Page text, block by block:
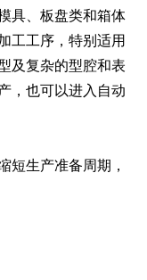
具、板盘类和箱体
工工序，特别适用
及复杂的型腔和表
，也可以进入自动
短生产准备周期，